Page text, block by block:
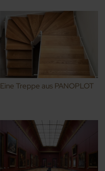
Eine Treppe aus PANOPLOT